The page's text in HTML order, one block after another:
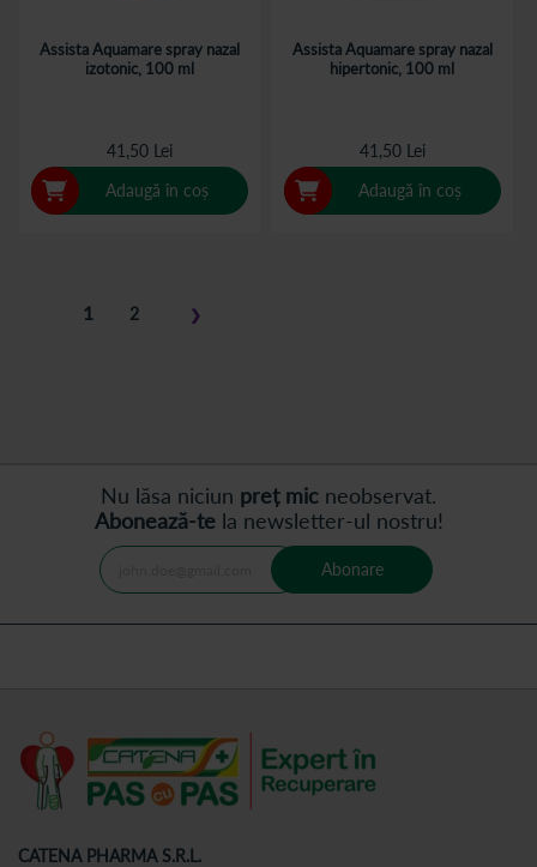
Assista Aquamare spray nazal
izotonic, 100 ml
41,50 Lei
Adaugă în coș
Assista Aquamare spray nazal
hipertonic, 100 ml
41,50 Lei
Adaugă în coș
în
1 Pagina
2 ❯
Nu lăsa niciun preț mic neobservat.
Abonează-tela newsletter-ul nostru!
Abonare
CATENA PHARMA S.R.L.